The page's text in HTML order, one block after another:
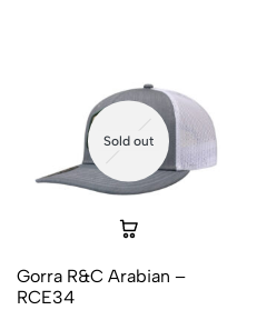
Sold out
Gorra R&C Arabian –
RCE34